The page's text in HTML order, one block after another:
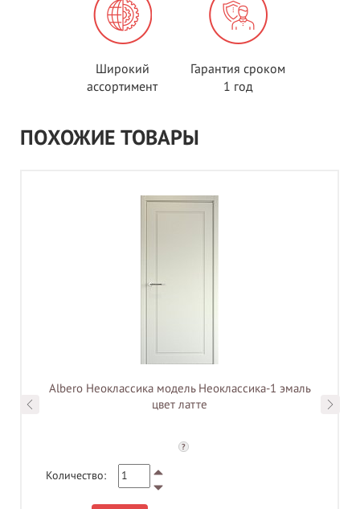
Широкий
ассортимент
Гарантия сроком
1 год
ПОХОЖИЕ ТОВАРЫ
Albero Неоклассика модель Неоклассика-1 эмаль
цвет латте
?
Количество: